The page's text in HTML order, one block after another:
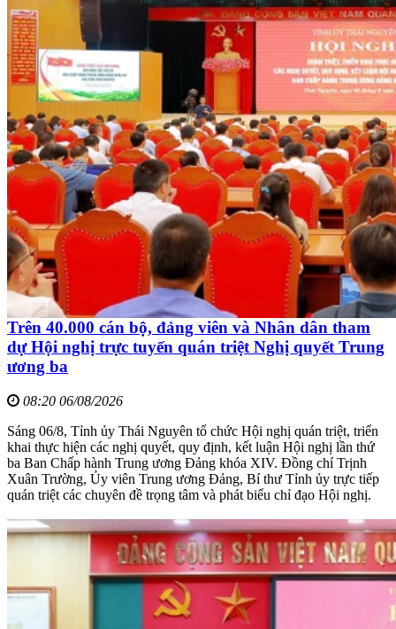
Trên 40.000 cán bộ, đảng viên và Nhân dân tham
dự Hội nghị trực tuyến quán triệt Nghị quyết Trung
ương ba
08:20 06/08/2026
Sáng 06/8, Tỉnh ủy Thái Nguyên tổ chức Hội nghị quán triệt, triển
khai thực hiện các nghị quyết, quy định, kết luận Hội nghị lần thứ
ba Ban Chấp hành Trung ương Đảng khóa XIV. Đồng chí Trịnh
Xuân Trường, Ủy viên Trung ương Đảng, Bí thư Tỉnh ủy trực tiếp
quán triệt các chuyên đề trọng tâm và phát biểu chỉ đạo Hội nghị.